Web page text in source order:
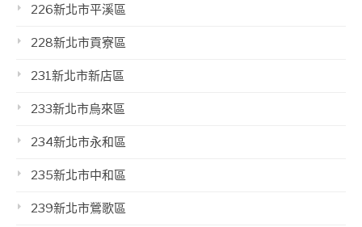
226新北市平溪區
228新北市貢寮區
231新北市新店區
233新北市烏來區
234新北市永和區
235新北市中和區
239新北市鶯歌區